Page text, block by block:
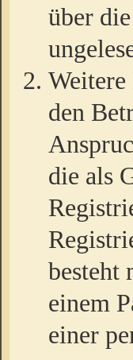
über
den
die als
besteht
einem
einer